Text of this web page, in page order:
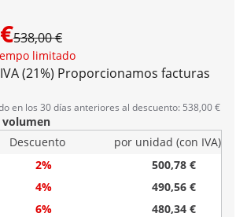
538,00 €
limitado
(21%) Proporcionamos facturas
en los 30 días anteriores al descuento: 538,00 €
volumen
Descuento
por unidad (con IVA)
2%
500,78 €
4%
490,56 €
6% 480,34 €